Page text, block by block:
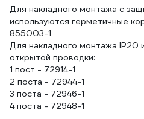
Для накладного монтажа с
используются герметичные
855003-1
Для накладного монтажа IP20
открытой проводки:
1 пост - 72914-1
2 поста - 72944-1
3 поста - 72946-1
4 поста - 72948-1